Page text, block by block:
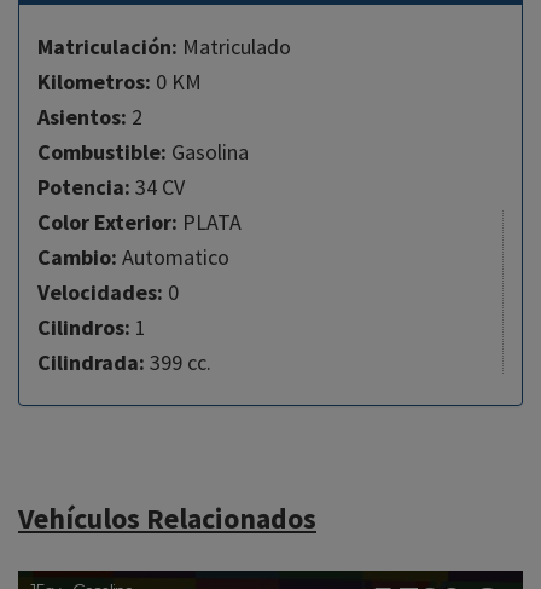
Matriculación: Matriculado
Kilometros: 0 KM
Asientos: 2
Combustible: Gasolina
Potencia: 34 CV
Color Exterior: PLATA
Cambio: Automatico
Velocidades: 0
Cilindros: 1
Cilindrada: 399 cc.
Vehículos Relacionados